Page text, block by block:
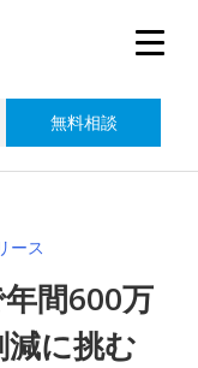
無料相談
ース
間600万
減に挑む